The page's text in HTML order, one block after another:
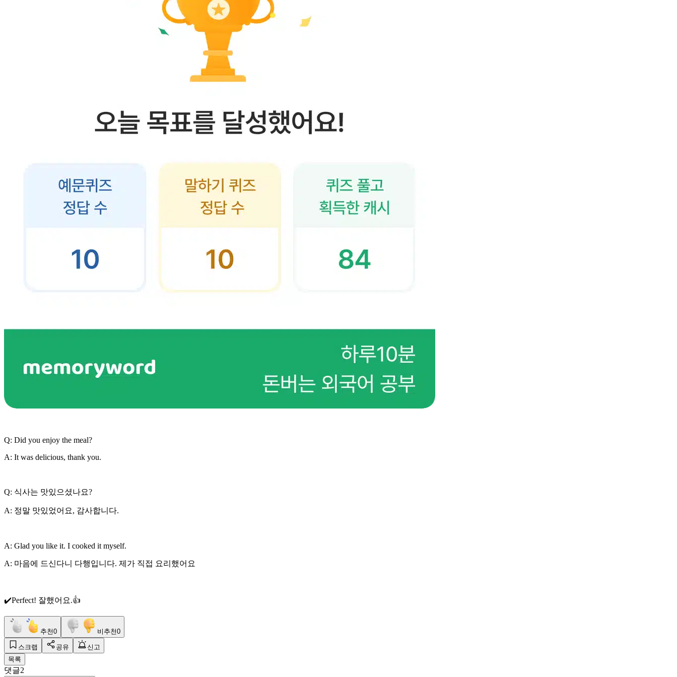
Q: Did you enjoy the meal?
A: It was delicious, thank you.
Q: 식사는 맛있으셨나요?
A: 정말 맛있었어요, 감사합니다.
A: Glad you like it. I cooked it myself.
A: 마음에 드신다니 다행입니다. 제가 직접 요리했어요
✔️Perfect! 잘했어요.👍
추천0 비추천0
스크랩 공유
신고
목록
댓글2